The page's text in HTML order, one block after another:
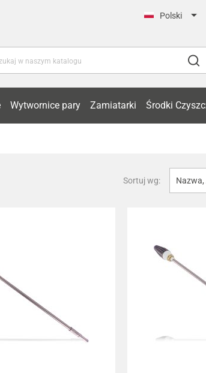
Polski 
Wytwornice pary Zamiatarki Środki
Sortuj wg: Nazwa,